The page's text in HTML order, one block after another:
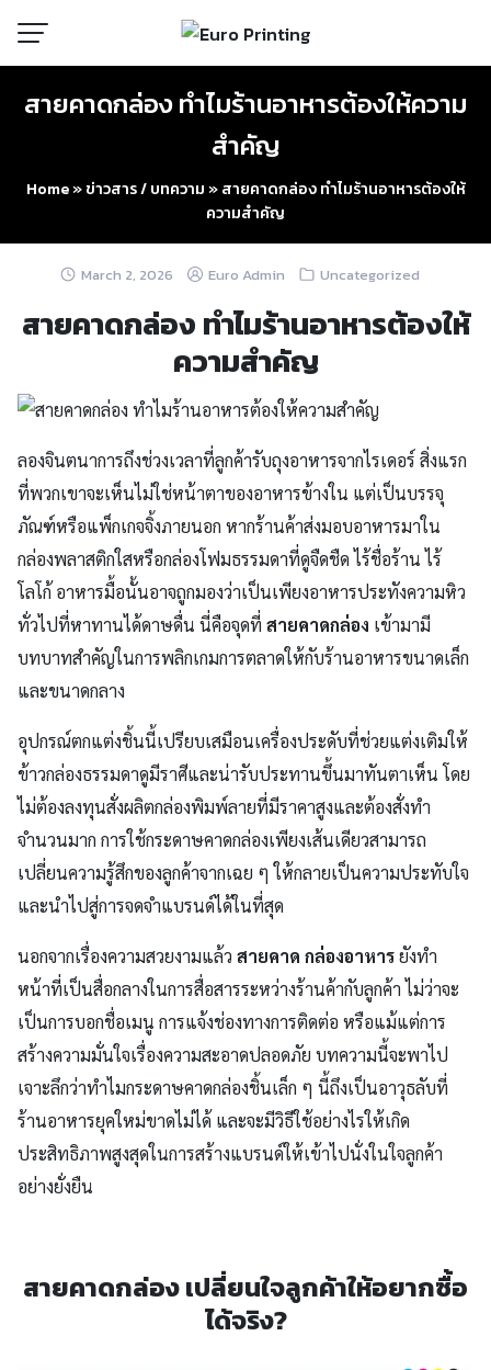
content
สายคาดกล่อง ทำไมร้านอาหารต้องให้ความ
สำคัญ
Home»ข่าวสาร / บทความ»สายคาดกล่อง ทำไมร้านอาหารต้องให้
ความสำคัญ
March 2, 2026 Euro Admin Uncategorized
สายคาดกล่อง ทำไมร้านอาหารต้องให้
ความสำคัญ
ลองจินตนาการถึงช่วงเวลาที่ลูกค้ารับถุงอาหารจากไรเดอร์ สิ่งแรก
ที่พวกเขาจะเห็นไม่ใช่หน้าตาของอาหารข้างใน แต่เป็นบรรจุ
ภัณฑ์หรือแพ็กเกจจิ้งภายนอก หากร้านค้าส่งมอบอาหารมาใน
กล่องพลาสติกใสหรือกล่องโฟมธรรมดาที่ดูจืดชืด ไร้ชื่อร้าน ไร้
โลโก้ อาหารมื้อนั้นอาจถูกมองว่าเป็นเพียงอาหารประทังความหิว
ทั่วไปที่หาทานได้ดาษดื่น นี่คือจุดที่ สายคาดกล่อง เข้ามามี
บทบาทสำคัญในการพลิกเกมการตลาดให้กับร้านอาหารขนาดเล็ก
และขนาดกลาง
อุปกรณ์ตกแต่งชิ้นนี้เปรียบเสมือนเครื่องประดับที่ช่วยแต่งเติมให้
ข้าวกล่องธรรมดาดูมีราศีและน่ารับประทานขึ้นมาทันตาเห็น โดย
ไม่ต้องลงทุนสั่งผลิตกล่องพิมพ์ลายที่มีราคาสูงและต้องสั่งทำ
จำนวนมาก การใช้กระดาษคาดกล่องเพียงเส้นเดียวสามารถ
เปลี่ยนความรู้สึกของลูกค้าจากเฉย ๆ ให้กลายเป็นความประทับใจ
และนำไปสู่การจดจำแบรนด์ได้ในที่สุด
นอกจากเรื่องความสวยงามแล้ว สายคาด กล่องอาหารยังทำ
หน้าที่เป็นสื่อกลางในการสื่อสารระหว่างร้านค้ากับลูกค้า ไม่ว่าจะ
เป็นการบอกชื่อเมนู การแจ้งช่องทางการติดต่อ หรือแม้แต่การ
สร้างความมั่นใจเรื่องความสะอาดปลอดภัย บทความนี้จะพาไป
เจาะลึกว่าทำไมกระดาษคาดกล่องชิ้นเล็ก ๆ นี้ถึงเป็นอาวุธลับที่
ร้านอาหารยุคใหม่ขาดไม่ได้ และจะมีวิธีใช้อย่างไรให้เกิด
ประสิทธิภาพสูงสุดในการสร้างแบรนด์ให้เข้าไปนั่งในใจลูกค้า
อย่างยั่งยืน
สายคาดกล่อง เปลี่ยนใจลูกค้าให้อยากซื้อ
ได้จริง?